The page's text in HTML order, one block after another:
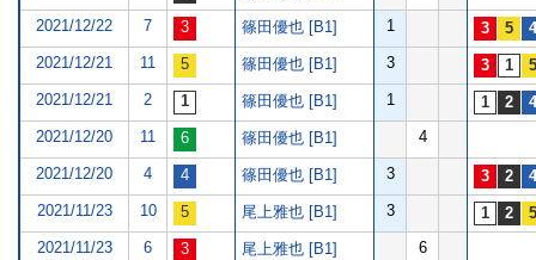
2021/12/22 7 篠田優也 [B1] 1
2021/12/21 11 篠田優也 [B1] 3
2021/12/21 2 篠田優也 [B1] 1
2021/12/20 11 篠田優也 [B1] 4
2021/12/20 4 篠田優也 [B1] 3
2021/11/23 10 尾上雅也 [B1] 3
2021/11/23 6 尾上雅也 [B1] 6